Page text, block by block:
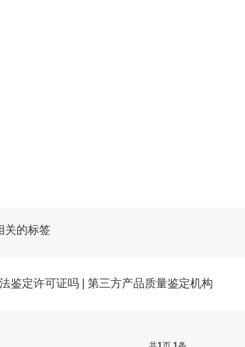
关的标签
鉴定许可证吗 | 第三方产品质量鉴定机构